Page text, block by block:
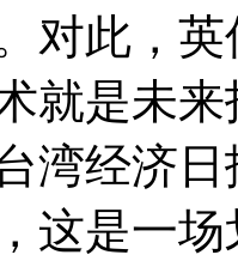
对此，
就是未
湾经济
这是一